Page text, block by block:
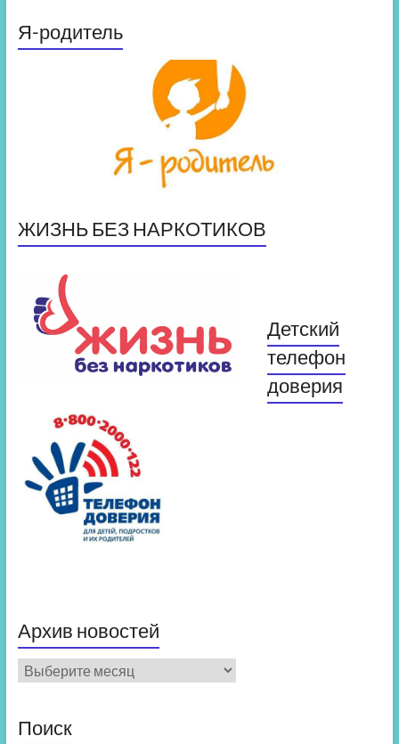
Я-родитель
ЖИЗНЬ БЕЗ НАРКОТИКОВ
Детский
телефон
доверия
Архив новостей
Архив
новостей
Поиск